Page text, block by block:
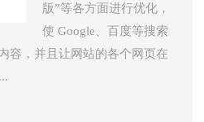
版”等各方面进行优化，
使 Google、百度等搜索
容，并且让网站的各个网页在